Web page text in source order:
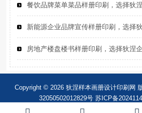
餐饮品牌菜单菜品样册印刷，选择狄
房地产楼盘楼书样册印刷，选择狄涅
Copyright © 2026 狄涅样本画册设计印刷网
32050502012829号 苏ICP备